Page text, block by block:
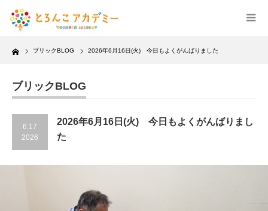
Home ブリックBLOG 2026年6月16日(火) 今日もよくがんばりました
ブリックBLOG
6.17
2026
2026年6月16日(火) 今日もよくがんばりまし
た